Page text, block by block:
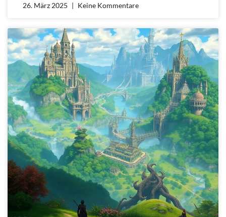
26. März 2025 Keine Kommentare